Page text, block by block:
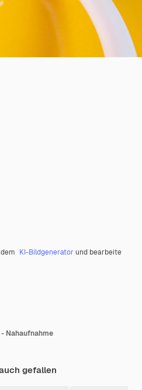
KI-Bildgenerator und bearbeite
Nahaufnahme
gefallen